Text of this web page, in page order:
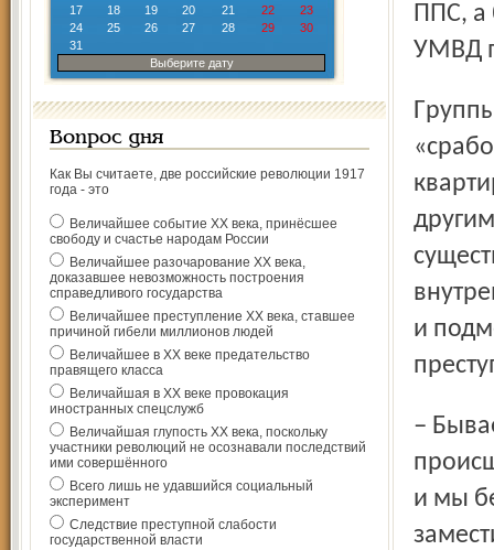
17
18 19 20 21 22
23
24
25 26 27 28 29
30
31
Выберите дату
Вопрос дня
Как Вы считаете, две российские революции 1917
года - это
Величайшее событие ХХ века, принёсшее
свободу и счастье народам России
Величайшее разочарование ХХ века,
доказавшее невозможность построения
справедливого государства
Величайшее преступление ХХ века, ставшее
причиной гибели миллионов людей
Величайшее в ХХ веке предательство
правящего класса
Величайшая в ХХ веке провокация
иностранных спецслужб
Величайшая глупость ХХ века, поскольку
участники революций не осознавали последствий
ими совершённого
Всего лишь не удавшийся социальный
эксперимент
Следствие преступной слабости
государственной власти
ППС, а
УМВД
Группы захвата ОВО занимаются не только выездами на
и
– Бывает, наш экипаж оказывается ближе к месту
и мы